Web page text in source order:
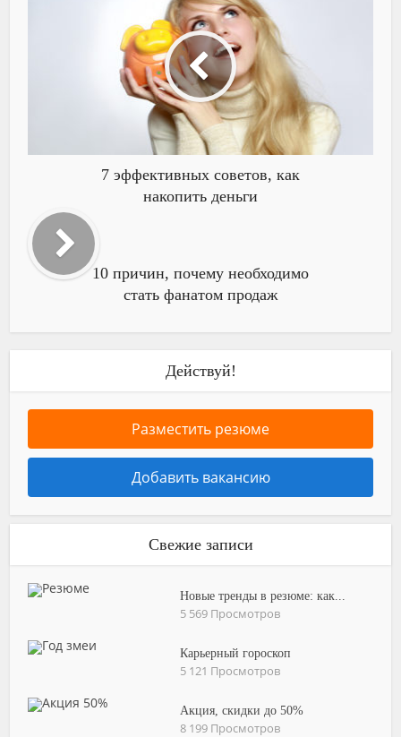
7 эффективных советов, как
накопить деньги
10 причин, почему необходимо
стать фанатом продаж
Действуй!
Разместить резюме
Добавить вакансию
Свежие записи
Новые тренды в резюме: как...
5 569 Просмотров
Карьерный гороскоп
5 121 Просмотров
Акция, скидки до 50%
8 199 Просмотров